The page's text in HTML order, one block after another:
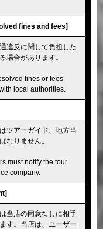
fines and fees]
違反に関して負担した
場合があります。
fines or fees
local authorities.
ツアーガイド、地方当
なりません。
must notify the tour
company.
当店の同意なしに相手
す。当店は、ユーザー